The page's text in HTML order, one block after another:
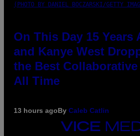
(PHOTO BY DANIEL BOCZARSKI/GETTY
On This Day 15 Years
and Kanye West
the Best
All Time
13 hours agoBy Caleb Catlin
VICE
MEDIA